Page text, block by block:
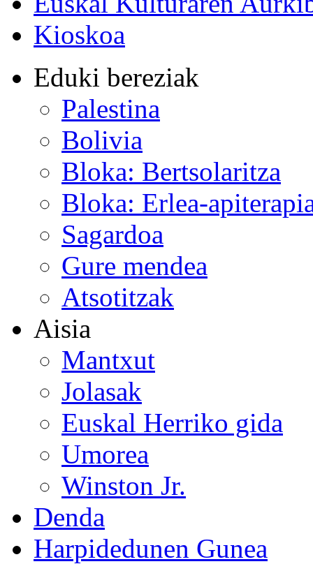
Kioskoa
Eduki bereziak
Palestina
Bolivia
Bloka: Bertsolaritza
Bloka: Erlea-
Sagardoa
Gure mendea
Atsotitzak
Aisia
Mantxut
Jolasak
Euskal Herriko gida
Umorea
Winston Jr.
Denda
Harpidedunen Gunea